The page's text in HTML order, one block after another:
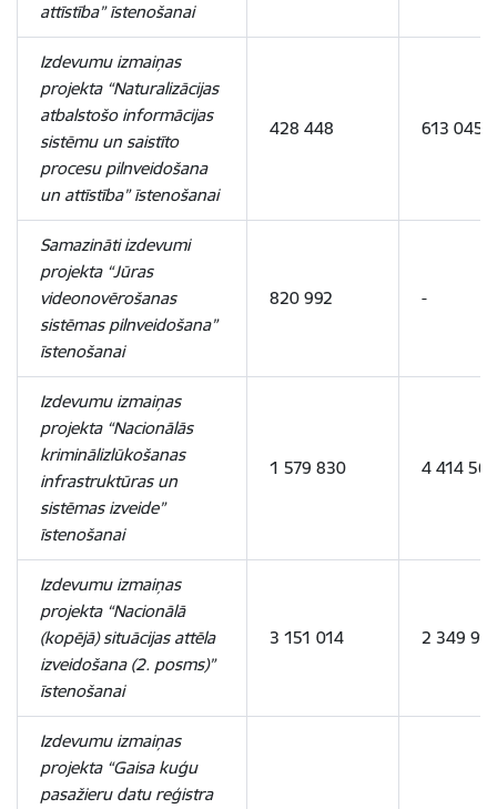
attīstība” īstenošanai
Izdevumu izmaiņas
projekta “Naturalizācijas
atbalstošo informācijas
sistēmu un saistīto
procesu pilnveidošana
un attīstība” īstenošanai
428 448 613 045
Samazināti izdevumi
projekta “Jūras
videonovērošanas
sistēmas pilnveidošana”
īstenošanai
820 992 -
Izdevumu izmaiņas
projekta “Nacionālās
kriminālizlūkošanas
infrastruktūras un
sistēmas izveide”
īstenošanai
1 579 830 4 414 561
Izdevumu izmaiņas
projekta “Nacionālā
(kopējā) situācijas attēla
izveidošana (2. posms)”
īstenošanai
3 151 014 2 349 910
Izdevumu izmaiņas
projekta “Gaisa kuģu
pasažieru datu reģistra